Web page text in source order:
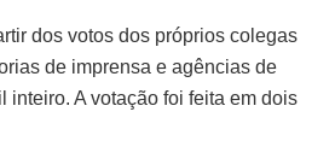
dos votos dos próprios colegas
de imprensa e agências de
inteiro. A votação foi feita em dois